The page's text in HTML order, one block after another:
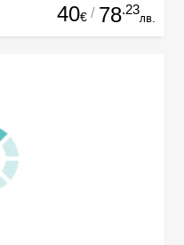
40€ / 78.23
лв.